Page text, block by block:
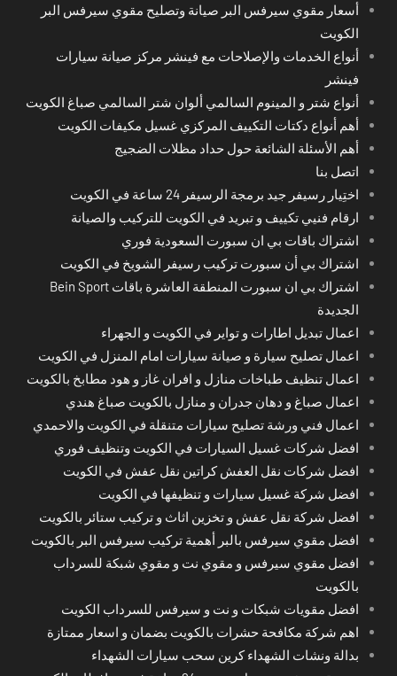
أسعار مقوي سيرفس البر صيانة وتصليح مقوي سيرفس البر
الكويت
أنواع الخدمات والإصلاحات مع فينشر مركز صيانة سيارات
فينشر
أنواع شتر و المينوم السالمي ألوان شتر السالمي صباغ الكويت
أهم أنواع دكتات التكييف المركزي غسيل مكيفات الكويت
أهم الأسئلة الشائعة حول حداد مظلات الضجيج
اتصل بنا
اختِيار رسيفر جيد برمجة الرسيفر 24 ساعة في الكويت
ارقام فنيي تكييف و تبريد في الكويت للتركيب والصيانة
اشتراك باقات بي ان سبورت السعودية فوري
اشتراك بي أن سبورت تركيب رسيفر الشويخ في الكويت
اشتراك بي ان سبورت المنطقة العاشرة باقات Bein Sport
الجديدة
اعمال تبديل اطارات و تواير في الكويت و الجهراء
اعمال تصليح سيارة و صيانة سيارات امام المنزل في الكويت
اعمال تنظيف طباخات منازل و افران غاز و هود مطابخ بالكويت
اعمال صباغ و دهان جدران و منازل بالكويت صباغ هندي
اعمال فني ورشة تصليح سيارات متنقلة في الكويت والاحمدي
افضل شركات غسيل السيارات في الكويت وتنظيف فوري
افضل شركات نقل العفش كراتين نقل عفش في الكويت
افضل شركة غسيل سيارات و تنظيفها في الكويت
افضل شركة نقل عفش و تخزين اثاث و تركيب ستائر بالكويت
افضل مقوي سيرفس بالبر أهمية تركيب سيرفس البر بالكويت
افضل مقوي سيرفس و مقوي نت و مقوي شبكة للسرداب
بالكويت
افضل مقويات شبكات و نت و سيرفس للسرداب الكويت
اهم شركة مكافحة حشرات بالكويت بضمان و اسعار ممتازة
بدالة ونشات الشهداء كرين سحب سيارات الشهداء